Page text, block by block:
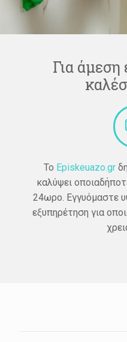
Για
Το Episkeuazo.gr
καλύψει
24ωρο. Εγγυόμαστε
εξυπηρέτηση για